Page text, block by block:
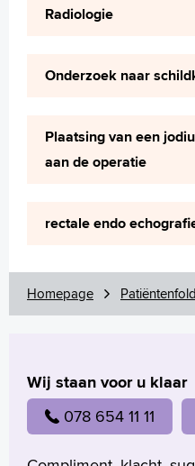
Radiologie
Onderzoek naar
Plaatsing van een
aan de operatie
rectale endo
Homepage
Wij staan voor u klaar
078 654 11 11